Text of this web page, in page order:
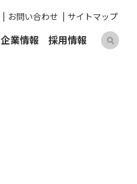
お問い合わせ サイトマップ
企業情報 採用情報